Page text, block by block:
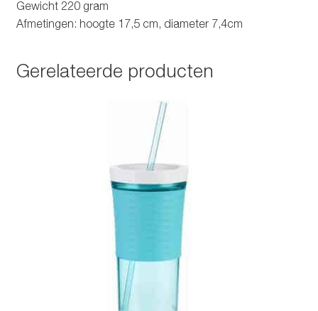
Gewicht 220 gram
Afmetingen: hoogte 17,5 cm, diameter 7,4cm
Gerelateerde producten